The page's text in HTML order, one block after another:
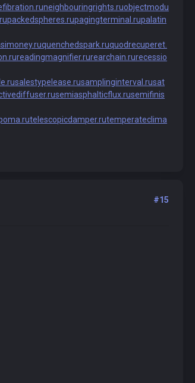
neighbouringrights.ruobjectmodu
packedspheres.rupagingterminal.rupalatin
quenchedspark.ruquodrecuperet.
readingmagnifier.rurearchain.rurecessio
salestypelease.rusamplinginterval.rusat
semiasphalticflux.rusemifinis
telescopicdamper.rutemperateclima
#15